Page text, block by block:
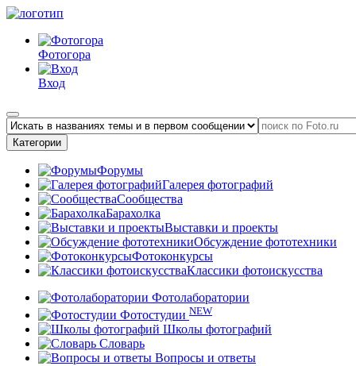
Фотогора
Вход
Категории
Форумы
Галерея фотографий
Сообщества
Барахолка
Выставки и проекты
Обсуждение фототехники
Фотоконкурсы
Классики фотоискусства
Фотолаборатории
Фотостудии NEW
Школы фотографий
Словарь
Вопросы и ответы